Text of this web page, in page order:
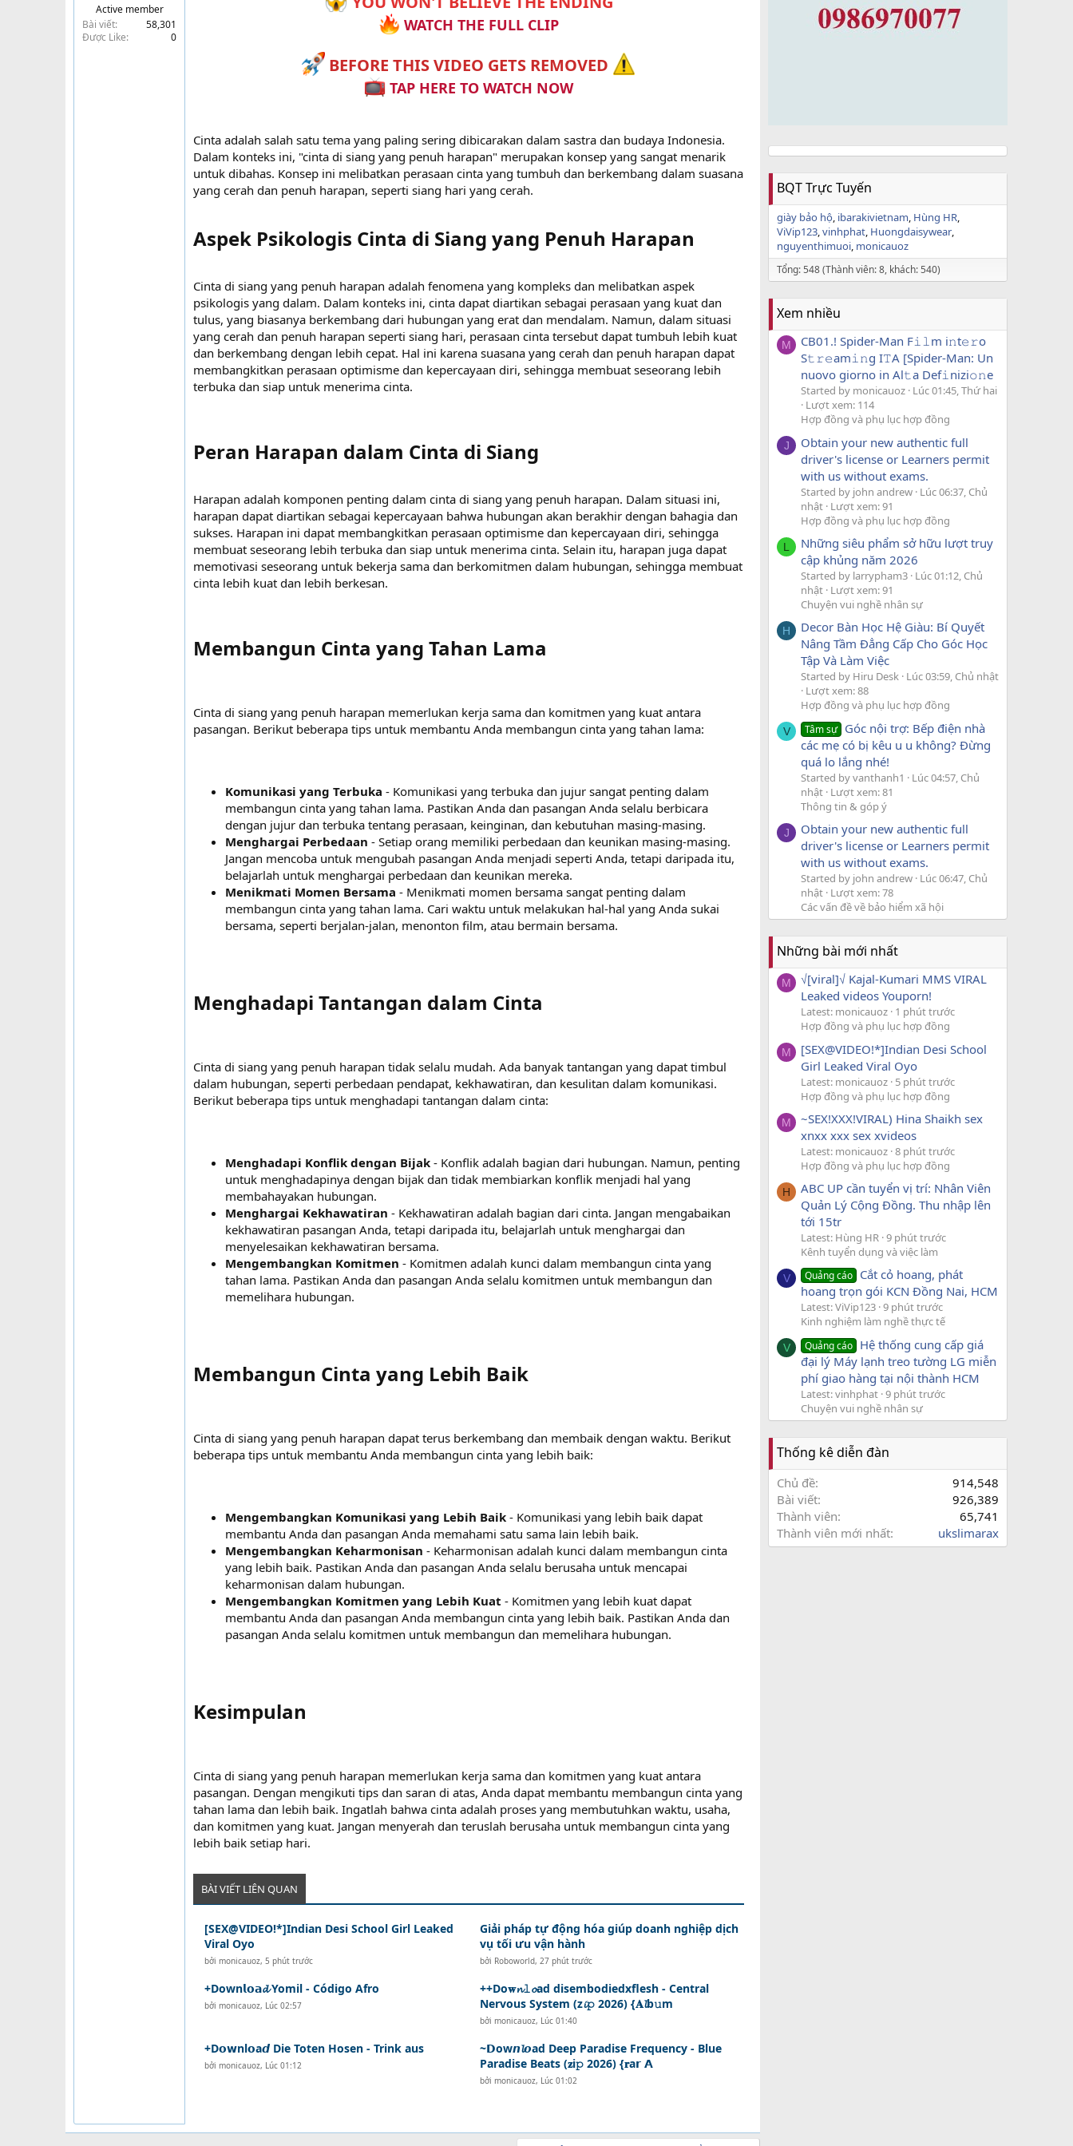
Active member
Bài viết
58,301
Được Like
0
WATCH THE FULL CLIP
BEFORE THIS VIDEO GETS REMOVED
TAP HERE TO WATCH NOW
Cinta adalah salah satu tema yang paling sering dibicarakan dalam sastra dan budaya Indonesia.
Dalam konteks ini, "cinta di siang yang penuh harapan" merupakan konsep yang sangat menarik
untuk dibahas. Konsep ini melibatkan perasaan cinta yang tumbuh dan berkembang dalam suasana
yang cerah dan penuh harapan, seperti siang hari yang cerah.
Aspek Psikologis Cinta di Siang yang Penuh Harapan​
Cinta di siang yang penuh harapan adalah fenomena yang kompleks dan melibatkan aspek
psikologis yang dalam. Dalam konteks ini, cinta dapat diartikan sebagai perasaan yang kuat dan
tulus, yang biasanya berkembang dari hubungan yang erat dan mendalam. Namun, dalam situasi
yang cerah dan penuh harapan seperti siang hari, perasaan cinta tersebut dapat tumbuh lebih kuat
dan berkembang dengan lebih cepat. Hal ini karena suasana yang cerah dan penuh harapan dapat
membangkitkan perasaan optimisme dan kepercayaan diri, sehingga membuat seseorang lebih
terbuka dan siap untuk menerima cinta.
Peran Harapan dalam Cinta di Siang​
Harapan adalah komponen penting dalam cinta di siang yang penuh harapan. Dalam situasi ini,
harapan dapat diartikan sebagai kepercayaan bahwa hubungan akan berakhir dengan bahagia dan
sukses. Harapan ini dapat membangkitkan perasaan optimisme dan kepercayaan diri, sehingga
membuat seseorang lebih terbuka dan siap untuk menerima cinta. Selain itu, harapan juga dapat
memotivasi seseorang untuk bekerja sama dan berkomitmen dalam hubungan, sehingga membuat
cinta lebih kuat dan lebih berkesan.
Membangun Cinta yang Tahan Lama​
Cinta di siang yang penuh harapan memerlukan kerja sama dan komitmen yang kuat antara
pasangan. Berikut beberapa tips untuk membantu Anda membangun cinta yang tahan lama:
Komunikasi yang Terbuka - Komunikasi yang terbuka dan jujur sangat penting dalam
membangun cinta yang tahan lama. Pastikan Anda dan pasangan Anda selalu berbicara
dengan jujur dan terbuka tentang perasaan, keinginan, dan kebutuhan masing-masing.
Menghargai Perbedaan - Setiap orang memiliki perbedaan dan keunikan masing-masing.
Jangan mencoba untuk mengubah pasangan Anda menjadi seperti Anda, tetapi daripada itu,
belajarlah untuk menghargai perbedaan dan keunikan mereka.
Menikmati Momen Bersama - Menikmati momen bersama sangat penting dalam
membangun cinta yang tahan lama. Cari waktu untuk melakukan hal-hal yang Anda sukai
bersama, seperti berjalan-jalan, menonton film, atau bermain bersama.
Menghadapi Tantangan dalam Cinta​
Cinta di siang yang penuh harapan tidak selalu mudah. Ada banyak tantangan yang dapat timbul
dalam hubungan, seperti perbedaan pendapat, kekhawatiran, dan kesulitan dalam komunikasi.
Berikut beberapa tips untuk menghadapi tantangan dalam cinta:
Menghadapi Konflik dengan Bijak - Konflik adalah bagian dari hubungan. Namun, penting
untuk menghadapinya dengan bijak dan tidak membiarkan konflik menjadi hal yang
membahayakan hubungan.
Menghargai Kekhawatiran - Kekhawatiran adalah bagian dari cinta. Jangan mengabaikan
kekhawatiran pasangan Anda, tetapi daripada itu, belajarlah untuk menghargai dan
menyelesaikan kekhawatiran bersama.
Mengembangkan Komitmen - Komitmen adalah kunci dalam membangun cinta yang
tahan lama. Pastikan Anda dan pasangan Anda selalu komitmen untuk membangun dan
memelihara hubungan.
Membangun Cinta yang Lebih Baik​
Cinta di siang yang penuh harapan dapat terus berkembang dan membaik dengan waktu. Berikut
beberapa tips untuk membantu Anda membangun cinta yang lebih baik:
Mengembangkan Komunikasi yang Lebih Baik - Komunikasi yang lebih baik dapat
membantu Anda dan pasangan Anda memahami satu sama lain lebih baik.
Mengembangkan Keharmonisan - Keharmonisan adalah kunci dalam membangun cinta
yang lebih baik. Pastikan Anda dan pasangan Anda selalu berusaha untuk mencapai
keharmonisan dalam hubungan.
Mengembangkan Komitmen yang Lebih Kuat - Komitmen yang lebih kuat dapat
membantu Anda dan pasangan Anda membangun cinta yang lebih baik. Pastikan Anda dan
pasangan Anda selalu komitmen untuk membangun dan memelihara hubungan.
Kesimpulan​
Cinta di siang yang penuh harapan memerlukan kerja sama dan komitmen yang kuat antara
pasangan. Dengan mengikuti tips dan saran di atas, Anda dapat membantu membangun cinta yang
tahan lama dan lebih baik. Ingatlah bahwa cinta adalah proses yang membutuhkan waktu, usaha,
dan komitmen yang kuat. Jangan menyerah dan teruslah berusaha untuk membangun cinta yang
lebih baik setiap hari.
BÀI VIẾT LIÊN QUAN
[SEX@VIDEO!*]Indian Desi School Girl Leaked
Viral Oyo
bởi monicauoz, 5 phút trước
Giải pháp tự động hóa giúp doanh nghiệp dịch
vụ tối ưu vận hành
bởi Roboworld, 27 phút trước
+Down𝗹𝗼𝗮𝓭 Yomil - Código Afro
bởi monicauoz, Lúc 02:57
++Do𝐰𝓷𝚕𝓸ad disembodiedxflesh - Central
Nervous System (z𝓲𝚙 2026) {𝐀𝓵b𝚞m
bởi monicauoz, Lúc 01:40
+D𝗼𝘄nl𝗼a𝙙 Die Toten Hosen - Trink aus
bởi monicauoz, Lúc 01:12
~𝗗ow𝙣𝓵𝙤ad Deep Paradise Frequency - Blue
Paradise Beats (𝐳i𝚙 2026) {𝐫a𝗿 𝗔
bởi monicauoz, Lúc 01:02
BQT Trực Tuyến
giày bảo hộ ibarakivietnam Hùng HR
ViVip123 vinhphat Huongdaisywear
nguyenthimuoi monicauoz
Tổng: 548 (Thành viên: 8, khách: 540)
Xem nhiều
M
CB01.! Spider-Man F𝚒𝚕m i𝚗t𝚎𝚛o
S𝚝𝚛𝚎am𝚒𝚗g I𝚃A [Spider-Man: Un
nuovo giorno in Al𝚝a Def𝚒nizi𝚘𝚗e
Started by monicauoz Lúc 01:45, Thứ hai
Lượt xem: 114
Hợp đồng và phụ lục hợp đồng
J
Obtain your new authentic full
driver's license or Learners permit
with us without exams.
Started by john andrew Lúc 06:37, Chủ
nhật Lượt xem: 91
Hợp đồng và phụ lục hợp đồng
L
Những siêu phẩm sở hữu lượt truy
cập khủng năm 2026
Started by larrypham3 Lúc 01:12, Chủ
nhật Lượt xem: 91
Chuyện vui nghề nhân sự
H
Decor Bàn Học Hệ Giàu: Bí Quyết
Nâng Tầm Đẳng Cấp Cho Góc Học
Tập Và Làm Việc
Started by Hiru Desk Lúc 03:59, Chủ nhật
Lượt xem: 88
Hợp đồng và phụ lục hợp đồng
V Tâm sự Góc nội trợ: Bếp điện nhà
các mẹ có bị kêu u u không? Đừng
quá lo lắng nhé!
Started by vanthanh1
Lúc 04:57, Chủ
nhật Lượt xem: 81
Thông tin & góp ý
J
Obtain your new authentic full
driver's license or Learners permit
with us without exams.
Started by john andrew Lúc 06:47, Chủ
nhật Lượt xem: 78
Các vấn đề về bảo hiểm xã hội
Những bài mới nhất
M
√[viral]√ Kajal-Kumari MMS VIRAL
Leaked videos Youporn!
Latest: monicauoz 1 phút trước
Hợp đồng và phụ lục hợp đồng
M
[SEX@VIDEO!*]Indian Desi School
Girl Leaked Viral Oyo
Latest: monicauoz 5 phút trước
Hợp đồng và phụ lục hợp đồng
M
~SEX!XXX!VIRAL) Hina Shaikh sex
xnxx xxx sex xvideos
Latest: monicauoz 8 phút trước
Hợp đồng và phụ lục hợp đồng
H
ABC UP cần tuyển vị trí: Nhân Viên
Quản Lý Cộng Đồng. Thu nhập lên
tới 15tr
Latest: Hùng HR 9 phút trước
Kênh tuyển dụng và việc làm
V Quảng cáo Cắt cỏ hoang, phát
hoang trọn gói KCN Đồng Nai, HCM
Latest: ViVip123 9 phút trước
Kinh nghiệm làm nghề thực tế
V Quảng cáo Hệ thống cung cấp giá
đại lý Máy lạnh treo tường LG miễn
phí giao hàng tại nội thành HCM
Latest: vinhphat 9 phút trước
Chuyện vui nghề nhân sự
Thống kê diễn đàn
Chủ đề
914,548
Bài viết
926,389
Thành viên
65,741
Thành viên mới nhất
ukslimarax